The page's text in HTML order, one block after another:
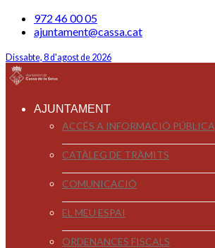
972 46 00 05
ajuntament@cassa.cat
Dissabte, 8 d'agost de 2026
AJUNTAMENT
ACCÉS A INFORMACIÓ PÚBLICA
CATÀLEG DE TRÀMITS
COMUNICACIÓ
EL MEU ESPAI
ORDENANCES FISCALS